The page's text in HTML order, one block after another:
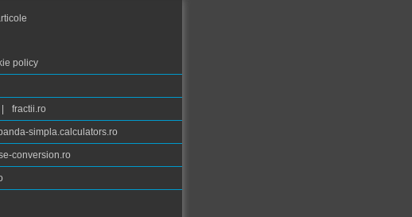
policy
fractii.ro
simpla.calculators.ro
conversion.ro